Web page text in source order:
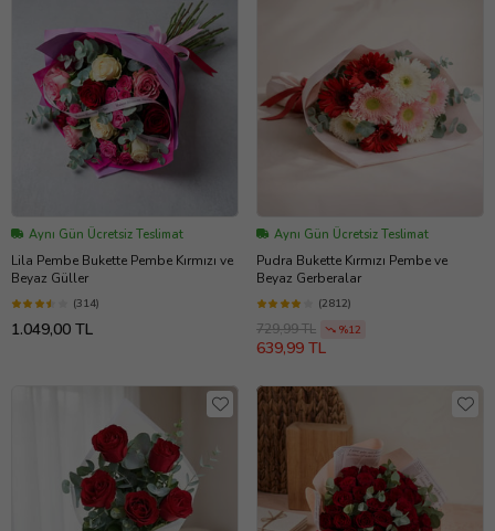
Aynı Gün Ücretsiz Teslimat
Lila Pembe Bukette Pembe Kırmızı ve
Beyaz Güller
(314)
1.049,00 TL
Aynı Gün Ücretsiz Teslimat
Pudra Bukette Kırmızı Pembe ve
Beyaz Gerberalar
(2812)
729,99 TL %12
639,99 TL